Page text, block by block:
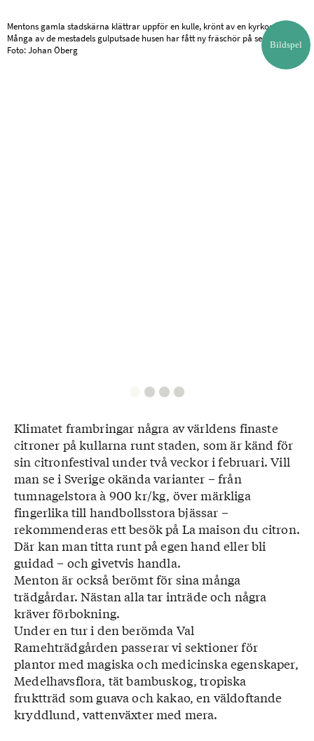
Bildspel
Mentons gamla stadskärna klättrar uppför en kulle, krönt av en kyrkogård.
Många av de mestadels gulputsade husen har fått ny fräschör på senare år.
Foto: Johan Öberg
Klimatet frambringar några av världens finaste
citroner på kullarna runt staden, som är känd för
sin citronfestival under två veckor i februari. Vill
man se i Sverige okända varianter – från
tumnagelstora à 900 kr/kg, över märkliga
fingerlika till handbollsstora bjässar –
rekommenderas ett besök på La maison du citron.
Där kan man titta runt på egen hand eller bli
guidad – och givetvis handla.
Menton är också berömt för sina många
trädgårdar. Nästan alla tar inträde och några
kräver förbokning.
Under en tur i den berömda Val
Ramehträdgården passerar vi sektioner för
plantor med magiska och medicinska egenskaper,
Medelhavsflora, tät bambuskog, tropiska
fruktträd som guava och kakao, en väldoftande
kryddlund, vattenväxter med mera.